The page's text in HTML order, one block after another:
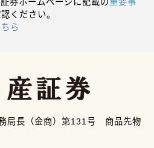
ください。
ちら
局長（金商）第131号 商品先物